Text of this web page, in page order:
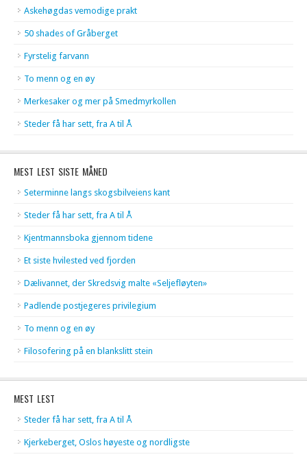
Askehøgdas vemodige prakt
50 shades of Gråberget
Fyrstelig farvann
To menn og en øy
Merkesaker og mer på Smedmyrkollen
Steder få har sett, fra A til Å
MEST LEST SISTE MÅNED
Seterminne langs skogsbilveiens kant
Steder få har sett, fra A til Å
Kjentmannsboka gjennom tidene
Et siste hvilested ved fjorden
Dælivannet, der Skredsvig malte «Seljefløyten»
Padlende postjegeres privilegium
To menn og en øy
Filosofering på en blankslitt stein
MEST LEST
Steder få har sett, fra A til Å
Kjerkeberget, Oslos høyeste og nordligste